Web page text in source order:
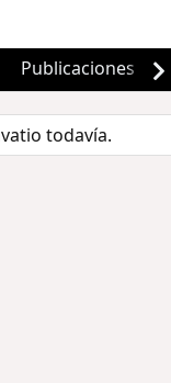
Publicaciones
todavía.